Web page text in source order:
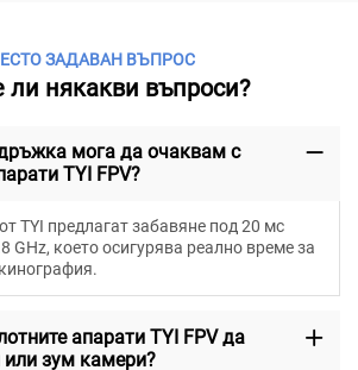
ЗАДАВАН ВЪПРОС
ли някакви въпроси?
мога да очаквам с
TYI FPV?
TYI предлагат забавяне под 20 мс
GHz, което осигурява реално време за
апарати TYI FPV да
или зум камери?